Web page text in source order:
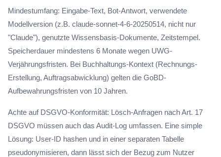
Mindestumfang: Eingabe-Text, Bot-Antwort, verwendete
Modellversion (z.B. claude-sonnet-4-6-20250514, nicht nur
"Claude"), genutzte Wissensbasis-Dokumente, Zeitstempel.
Speicherdauer mindestens 6 Monate wegen UWG-
Verjährungsfristen. Bei Buchhaltungs-Kontext (Rechnungs-
Erstellung, Auftragsabwicklung) gelten die GoBD-
Aufbewahrungsfristen von 10 Jahren.
Achte auf DSGVO-Konformität: Lösch-Anfragen nach Art. 17
DSGVO müssen auch das Audit-Log umfassen. Eine simple
Lösung: User-ID hashen und in einer separaten Tabelle
pseudonymisieren, dann lässt sich der Bezug zum Nutzer